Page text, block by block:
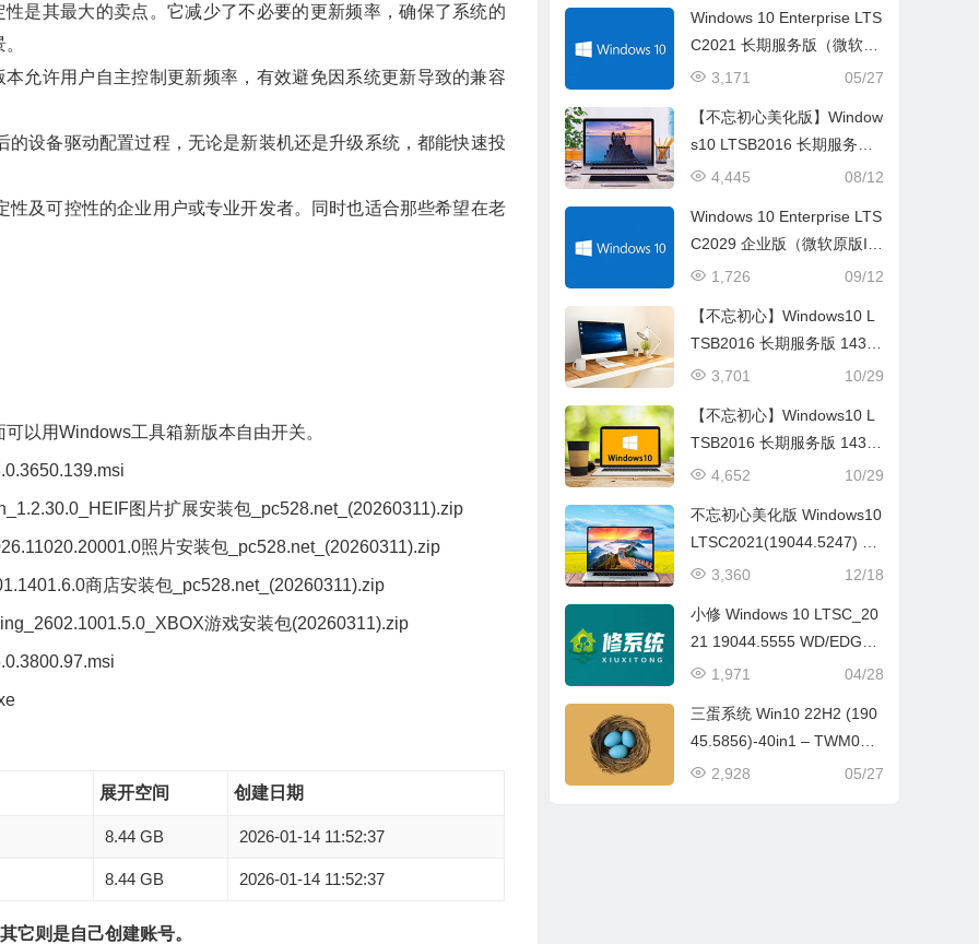
是其最大的卖点。它减少了不必要的更新频率，确保了系统的
允许用户自主控制更新频率，有效避免因系统更新导致的兼容
设备驱动配置过程，无论是新装机还是升级系统，都能快速投
及可控性的企业用户或专业开发者。同时也适合那些希望在老
以用Windows工具箱新版本自由开关。
图片扩展安装包_pc528.net_(20260311).zip
照片安装包_pc528.net_(20260311).zip
商店安装包_pc528.net_(20260311).zip
游戏安装包(20260311).zip
展开空间 创建日期
8.44 GB 2026-01-14 11:52:37
8.44 GB 2026-01-14 11:52:37
则是自己创建账号。
Windows 10 Enterprise LTS
C2021 长期服务版（微软原
版ISO镜像)
05/27
3,171
【不忘初心美化版】Window
s10 LTSB2016 长期服务版
14393.7259 NET4.8 X64_
4.8.29) 全新太阳谷+超低进
程，推荐2-6代CPU
08/12
4,445
Windows 10 Enterprise LTS
C2029 企业版（微软原版IS
O镜像)
09/12
1,726
【不忘初心】Windows10 L
TSB2016 长期服务版 1439
3.7259 NET4.8 X64 无更新
8.28) 超低进程，2-6代老机
器强力推荐
10/29
3,701
【不忘初心】Windows10 L
TSB2016 长期服务版 1439
3.7259 NET4.8 X64 无更新
8.28) 超低进程，2-6代老机
器强力推荐
10/29
4,652
不忘初心美化版 Windows10
LTSC2021(19044.5247) X6
4 无更新[太阳谷精简版]12/18
3,360
小修 Windows 10 LTSC_20
21 19044.5555 WD/EDGE
可更新版[2.78G](2025-04-2
04/28
1,971
三蛋系统 Win10 22H2 (190
45.5856)-40in1 – TWM000
【2025.05】
05/27
2,928